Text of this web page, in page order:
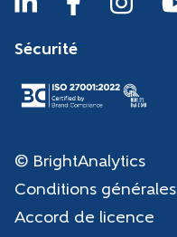
Sécurité
© BrightAnalytics
Conditions générales
Accord de licence